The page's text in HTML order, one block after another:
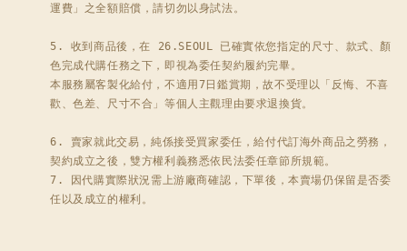
運費」之全額賠償，請切勿以身試法。
5. 收到商品後，在 26.SEOUL 已確實依您指定的尺寸、款式、顏
色完成代購任務之下，即視為委任契約履約完畢。
本服務屬客製化給付，不適用7日鑑賞期，故不受理以「反悔、不喜
歡、色差、尺寸不合」等個人主觀理由要求退換貨。
6. 賣家就此交易，純係接受買家委任，給付代訂海外商品之勞務，
契約成立之後，雙方權利義務悉依民法委任章節所規範。
7. 因代購實際狀況需上游廠商確認，下單後，本賣場仍保留是否委
任以及成立的權利。